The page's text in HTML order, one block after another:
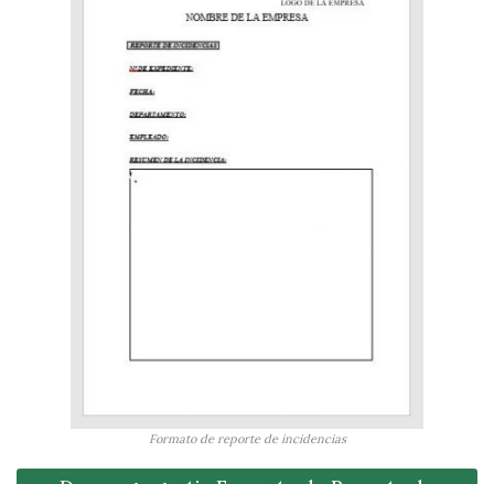
Formato de reporte de incidencias